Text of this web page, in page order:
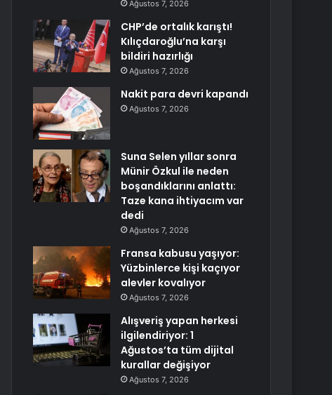
Ağustos 7, 2026
CHP’de ortalık karıştı!
Kılıçdaroğlu’na karşı
bildiri hazırlığı
Ağustos 7, 2026
Nakit para devri kapandı
Ağustos 7, 2026
Suna Selen yıllar sonra
Münir Özkul ile neden
boşandıklarını anlattı:
Taze kana ihtiyacım var
dedi
Ağustos 7, 2026
Fransa kabusu yaşıyor:
Yüzbinlerce kişi kaçıyor
alevler kovalıyor
Ağustos 7, 2026
Alışveriş yapan herkesi
ilgilendiriyor: 1
Ağustos’ta tüm dijital
kurallar değişiyor
Ağustos 7, 2026